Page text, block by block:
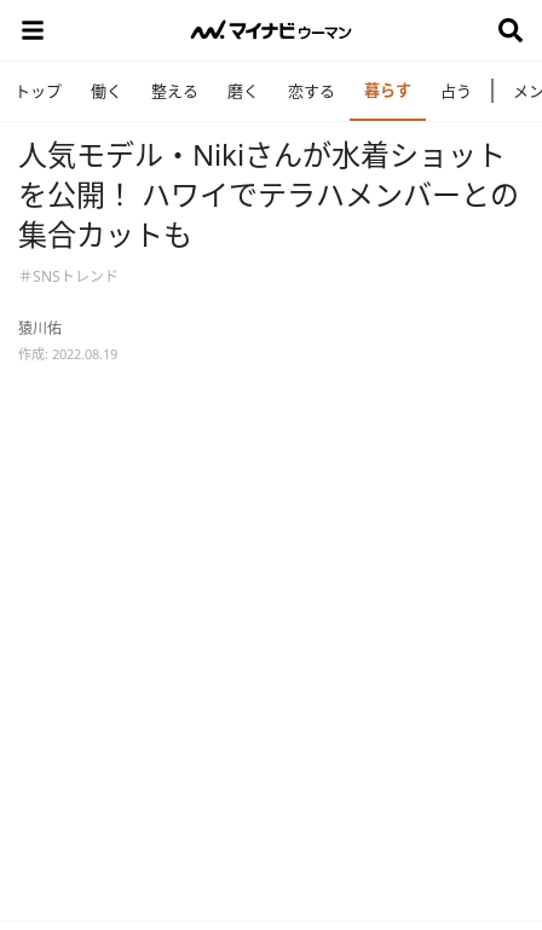
トップ 働く 整える 磨く 恋する 暮らす 占う メ
人気モデル・Nikiさんが水着ショット
を公開！ ハワイでテラハメンバーとの
集合カットも
＃SNSトレンド
猿川佑
作成: 2022.08.19